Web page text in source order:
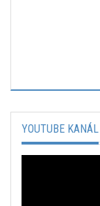
YOUTUBE KANÁL